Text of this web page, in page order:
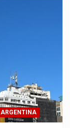
ARGENTINA